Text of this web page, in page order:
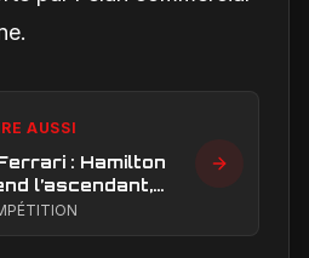
AUSSI
: Hamilton
l’ascendant,
sous pression